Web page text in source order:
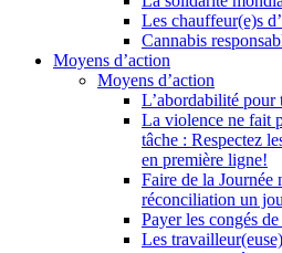
Les chauffeur(e)s
Cannabis
Moyens d’action
Moyens d’action
L’abordabilité pour
La violence ne fait
tâche : Respectez
en première ligne!
Faire de la Journée
réconciliation un
Payer les congés
Les